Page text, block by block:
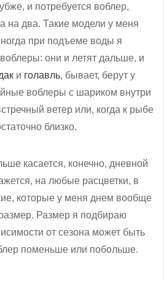
и потребуется воблер,
на два. Такие модели у меня
при подъеме воды я
они и летят дальше, и
и голавль, бывает, берут у
воблеры с шариком внутри
ветер или, когда к рыбе
близко.
касается, конечно, дневной
на любые расцветки, в
которые у меня днем вообще
Размер я подбираю
от сезона может быть
поменьше или побольше.